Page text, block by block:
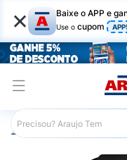
× Baixe o APP e
Use o cupom
Araujo Higiene